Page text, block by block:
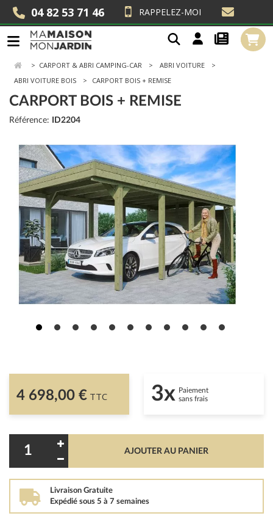
04 82 53 71 46 RAPPELEZ-MOI
> CARPORT & ABRI CAMPING-CAR
ABRI VOITURE
ABRI VOITURE BOIS
CARPORT BOIS + REMISE
CARPORT BOIS + REMISE
Référence: ID2204
4 698,00 € TTC 3x Paiement
sans frais
AJOUTER AU PANIER
Livraison Gratuite
Expédié sous 5 à 7 semaines